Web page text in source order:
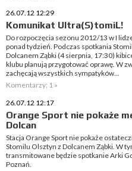
26.07.12 12:29
Komunikat Ultra(S)tomiL!
Do rozpoczęcia sezonu 2012/13 w I
ponad tydzień. Podczas spotkania
Dolcanem Ząbki (4 sierpnia, 17:30)
klubu planują przygotować oprawę. W
zachęcają wszystkich sympatyków...
Komentarzy: 1 »
26.07.12 12:17
Orange Sport nie pokaże
Dolcan
Stacja Orange Sport nie pokaże
Stomilu Olsztyn z Dolcanem Ząbki. W
transmitowane będzie spotkanie Arki
Poznań.